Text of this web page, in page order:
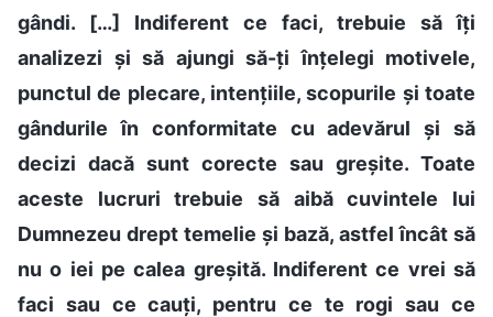
gândi. […] Indiferent ce faci, trebuie să îți
analizezi și să ajungi să-ți înțelegi motivele,
punctul de plecare, intențiile, scopurile și toate
gândurile în conformitate cu adevărul și să
decizi dacă sunt corecte sau greșite. Toate
aceste lucruri trebuie să aibă cuvintele lui
Dumnezeu drept temelie și bază, astfel încât să
nu o iei pe calea greșită. Indiferent ce vrei să
faci sau ce cauți, pentru ce te rogi sau ce